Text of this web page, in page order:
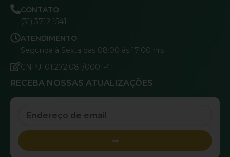
CONTATO
(31) 3712 1541
ATENDIMENTO
Segunda à Sexta das 08:00 às 17:00 hrs
CNPJ: 01.272.081/0001-41
RECEBA NOSSAS ATUALIZAÇÕES
Submit